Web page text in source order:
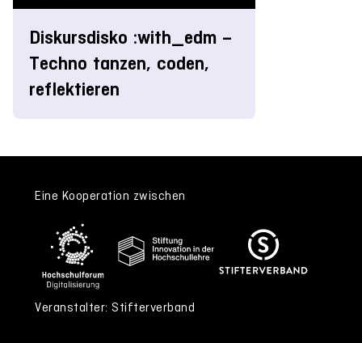
Diskursdisko :with_edm –
Techno tanzen, coden,
reflektieren
Eine Kooperation zwischen
Veranstalter: Stifterverband